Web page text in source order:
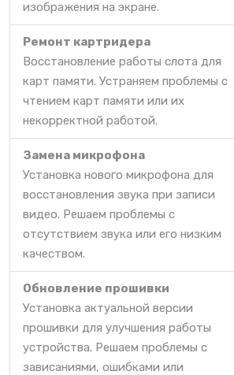
изображения на экране.
Ремонт картридера
Восстановление работы слота для
карт памяти. Устраняем проблемы с
чтением карт памяти или их
некорректной работой.
Замена микрофона
Установка нового микрофона для
восстановления звука при записи
видео. Решаем проблемы с
отсутствием звука или его низким
качеством.
Обновление прошивки
Установка актуальной версии
прошивки для улучшения работы
устройства. Решаем проблемы с
зависаниями, ошибками или